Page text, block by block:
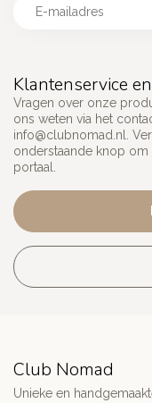
Klantenservice
Vragen over onze
ons weten via het
info@clubnomad.nl
.
onderstaande knop om
portaal.
Club Nomad
Unieke en